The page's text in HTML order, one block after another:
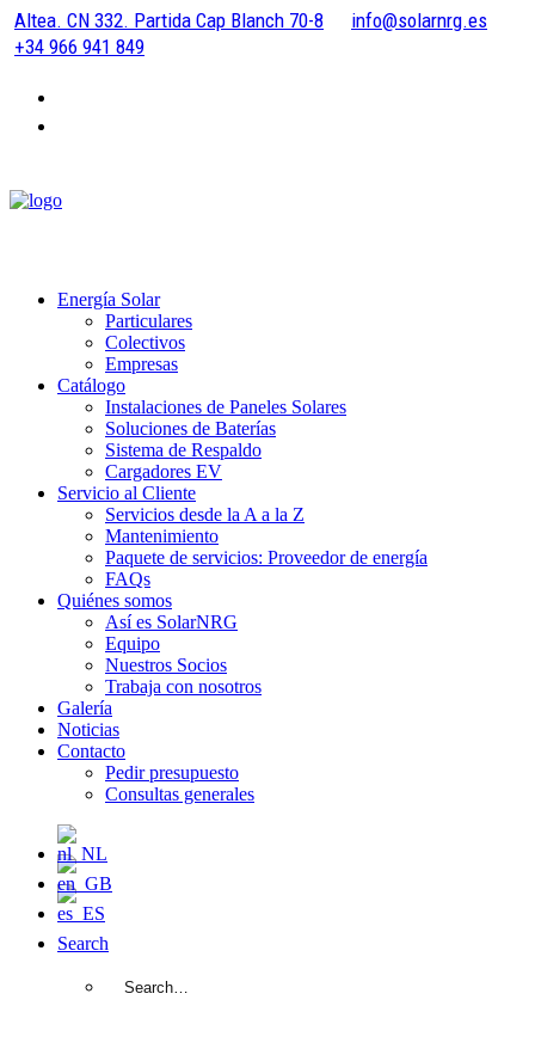
Altea. CN 332. Partida Cap Blanch 70-8
info@solarnrg.es
+34 966 941 849
Energía Solar
Particulares
Colectivos
Empresas
Catálogo
Instalaciones de Paneles Solares
Soluciones de Baterías
Sistema de Respaldo
Cargadores EV
Servicio al Cliente
Servicios desde la A a la Z
Mantenimiento
Paquete de servicios: Proveedor de energía
FAQs
Quiénes somos
Así es SolarNRG
Equipo
Nuestros Socios
Trabaja con nosotros
Galería
Noticias
Contacto
Pedir presupuesto
Consultas generales
Search